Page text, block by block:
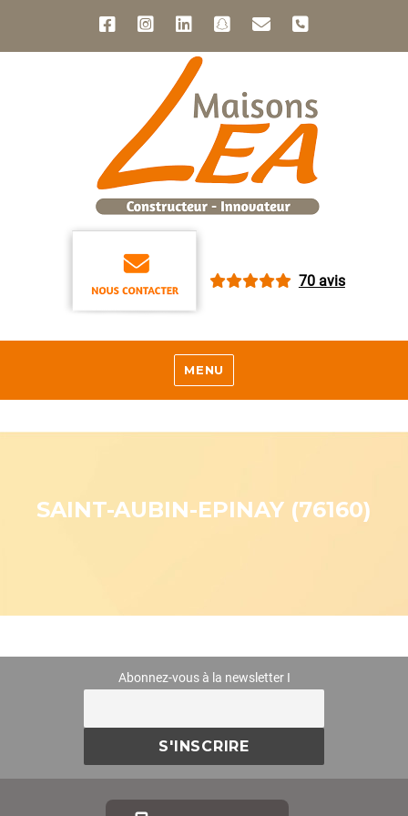
70 avis
MENU
SAINT-AUBIN-EPINAY (76160)
Abonnez-vous à la newsletter I